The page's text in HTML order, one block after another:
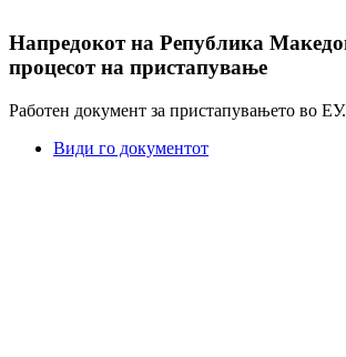
Напредокот на Република
процесот на пристапување
Работен документ за пристапувањето во
Види го документот